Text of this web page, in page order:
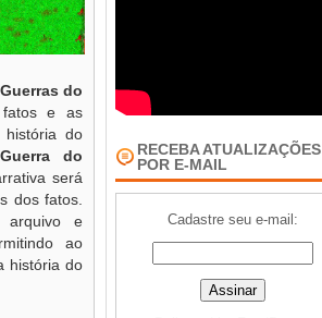
Guerras do
fatos e as
história do
do
será
dos fatos.
arquivo e
ao
história do
RECEBA ATUALIZAÇÕES
POR E-MAIL
Cadastre seu e-mail: